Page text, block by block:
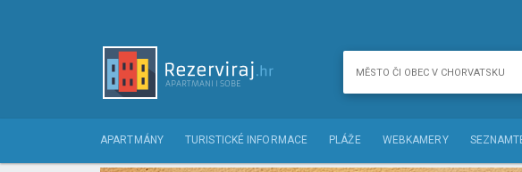
APARTMÁNY TURISTICKÉ INFORMACE PLÁŽE WEBKAMERY